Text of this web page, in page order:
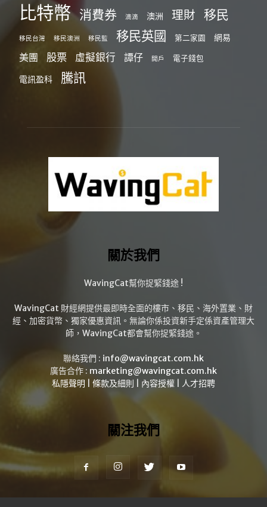
比特幣 消費券 滴滴 澳洲 理財 移民
移民台灣 移民澳洲 移民監 移民英國 第二家園 網易
美團 股票 虛擬銀行 譚仔 開戶 電子錢包
電訊盈科 騰訊
關於我們
WavingCat幫你捉緊錢途 !
WavingCat 財經網提供最即時全面的樓市、移民、海外置業、財
經、加密貨幣、獨家優惠資訊。無論你係投資新手定係資產管理大
師，WavingCat都會幫你捉緊錢途。
聯絡我們 : info@wavingcat.com.hk
廣告合作 : marketing@wavingcat.com.hk
私隱聲明
條款及細則 內容授權 人才招聘
關注我們